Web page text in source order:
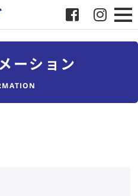
ーション